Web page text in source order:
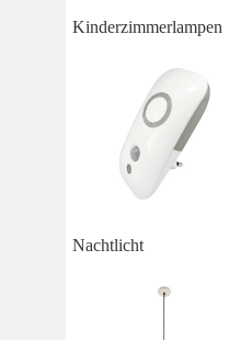
Kinderzimmerlampen
Nachtlicht